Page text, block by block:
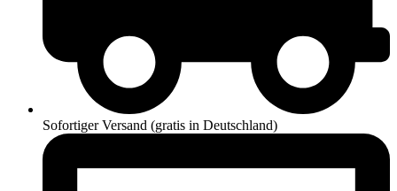
Sofortiger Versand (gratis in Deutschland)